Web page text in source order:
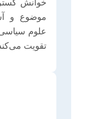
خوانش
موضوع و
علوم
تقویت